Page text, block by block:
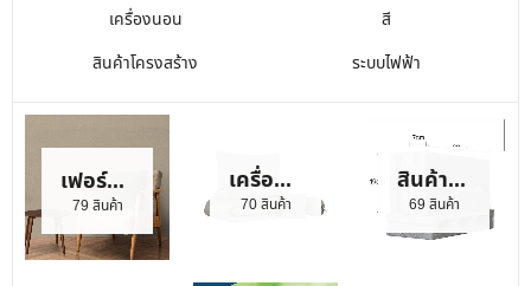
เครื่องนอน
สี
สินค้าโครงสร้าง
ระบบไฟฟ้า
เฟอร์นิเจอร์
79 สินค้า
เครื่องนอน
70 สินค้า
สินค้าโครงสร้าง
69 สินค้า